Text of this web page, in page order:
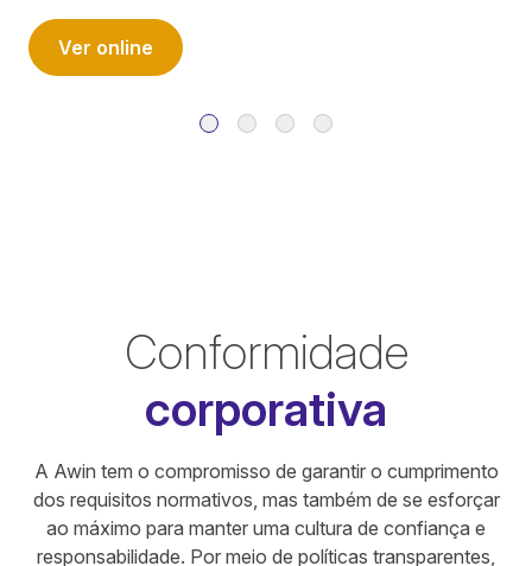
Ver online
Conformidade
corporativa
A Awin tem o compromisso de garantir o cumprimento
dos requisitos normativos, mas também de se esforçar
ao máximo para manter uma cultura de confiança e
responsabilidade. Por meio de políticas transparentes,